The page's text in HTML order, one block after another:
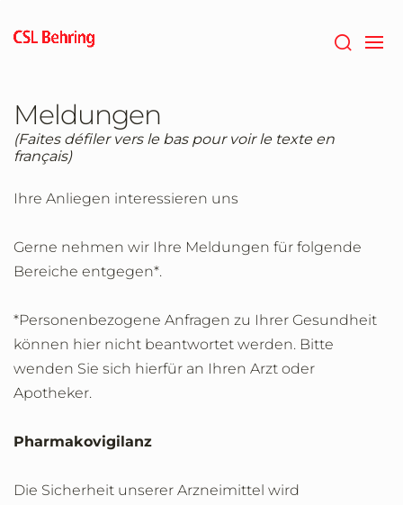
Hauptinhalt
springen
Meldungen
(Faites défiler vers le bas pour voir le texte en
français)
Ihre Anliegen interessieren uns
Gerne nehmen wir Ihre Meldungen für folgende
Bereiche entgegen*.
*Personenbezogene Anfragen zu Ihrer Gesundheit
können hier nicht beantwortet werden. Bitte
wenden Sie sich hierfür an Ihren Arzt oder
Apotheker.
Pharmakovigilanz
Die Sicherheit unserer Arzneimittel wird